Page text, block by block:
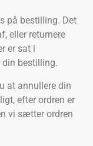
på bestilling. Det
eller returnere
er sat i
din bestilling.
at annullere din
efter ordren er
vi sætter ordren